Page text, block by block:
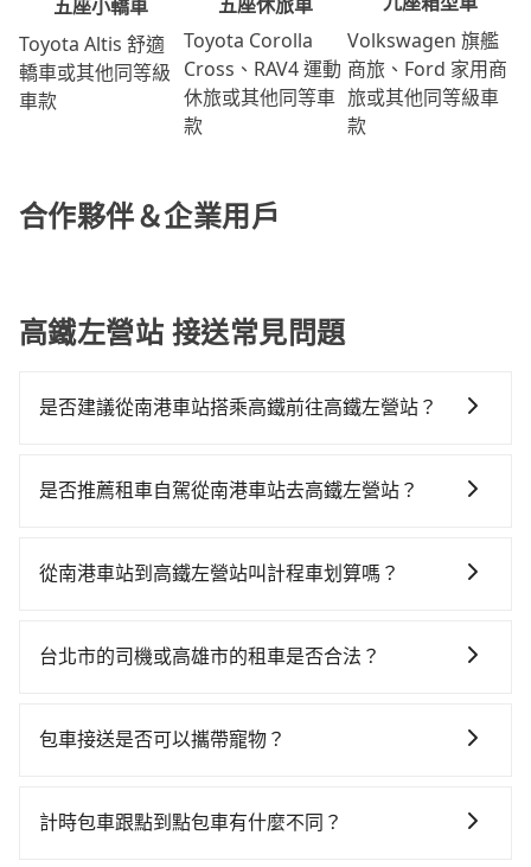
五座小轎車
Toyota Altis 舒適
轎車或其他同等級
車款
五座休旅車
Toyota Corolla
Cross、RAV4 運動
休旅或其他同等車
款
Volkswagen 旗艦
商旅、Ford 家用商
旅或其他同等級車
款
合作夥伴＆企業用戶
高鐵左營站 接送常見問題
是否建議從南港車站搭乘高鐵前往高鐵左營站？
適、省時、較貴！從最早06:15一直到22:05，南港-左營
台等車時間約10分鐘，再乘坐105~145分鐘（平均125
鐘，假設4位同行，高鐵加轉乘之平均每人花費為1,530
搭乘高鐵可以比坐車快，但卻要額外支出約280元的交通
tripool的拼車共乘服務，最多可再節省50%的交通費
是否推薦租車自駕從南港車站去高鐵左營站？
在車上休息，那在南港車站所在的台北市南港區有約10
車如Toyota Altis、Nissan Tiida，一天租金約$1,500，
元）、路邊停車（每小時約40元）、保險費、罰單另計
多數的租車公司都沒有提供甲租乙還的服務，假設你當
從南港車站到高鐵左營站叫計程車划算嗎？
灣大車隊、Uber、Line Taxi、Yoxi等，如果在路邊攔不
跳錶計算，價格約為8,865~10,600元間，但如改預約
選擇。
台北市的司機或高雄市的租車是否合法？
車、私家車或野雞車在招攬生意，這不僅是違法可能被
都無法監控或追查。最好別為了省小錢而冒上不必要的
包車接送是否可以攜帶寵物？
預定時特別勾選，是可以讓置入提籠或提袋內的中小型
計時包車跟點到點包車有什麼不同？